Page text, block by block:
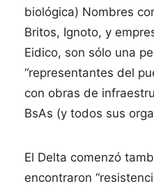
biológica) Nombres
Britos, Ignoto, y
Eidico, son sólo una
“representantes del
con obras de
BsAs (y todos sus
El Delta comenzó
encontraron